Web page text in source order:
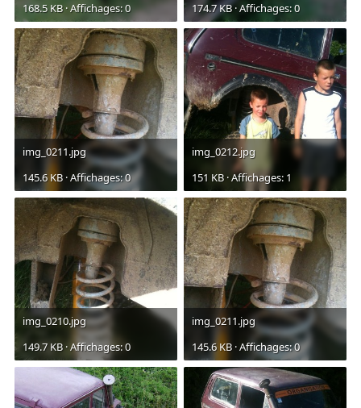
168.5 KB · Affichages: 0
174.7 KB · Affichages: 0
img_0211.jpg
145.6 KB · Affichages: 0
img_0212.jpg
151 KB · Affichages: 1
img_0210.jpg
149.7 KB · Affichages: 0
img_0211.jpg
145.6 KB · Affichages: 0